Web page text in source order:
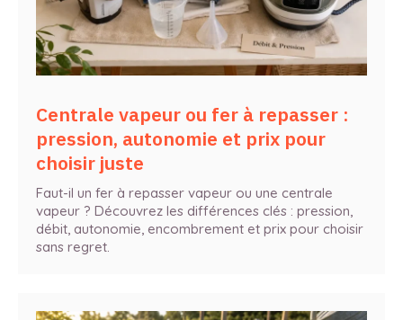
Centrale vapeur ou fer à repasser :
pression, autonomie et prix pour
choisir juste
Faut-il un fer à repasser vapeur ou une centrale
vapeur ? Découvrez les différences clés : pression,
débit, autonomie, encombrement et prix pour choisir
sans regret.